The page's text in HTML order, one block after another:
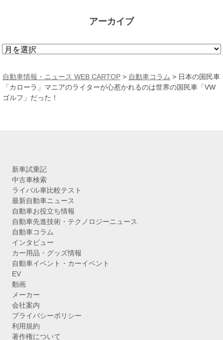
アーカイブ
ア
カ
イ
ブ
自動車情報・ニュース WEB CARTOP > 自動車コラム > 日本の国民車
「カローラ」マニアのライターが心惹かれるのは世界の国民車「VW
ゴルフ」だった！
新車試乗記
中古車検索
ライバル車比較テスト
最新自動車ニュース
自動車お役立ち情報
自動車先進技術・テクノロジーニュース
自動車コラム
インタビュー
カー用品・グッズ情報
自動車イベント・カーイベント
EV
動画
メーカー
会社案内
プライバシーポリシー
利用規約
著作権について